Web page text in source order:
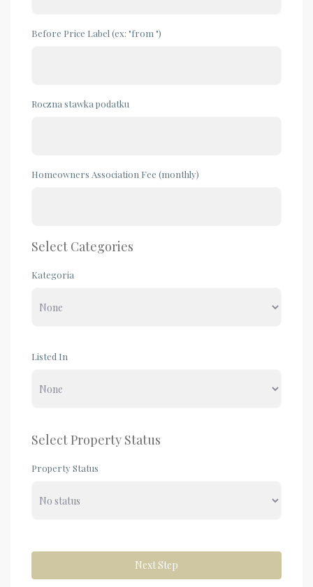
Before Price Label (ex: "from ")
Roczna stawka podatku
Homeowners Association Fee (monthly)
Select Categories
Kategoria
Listed In
Select Property Status
Property Status
Next Step